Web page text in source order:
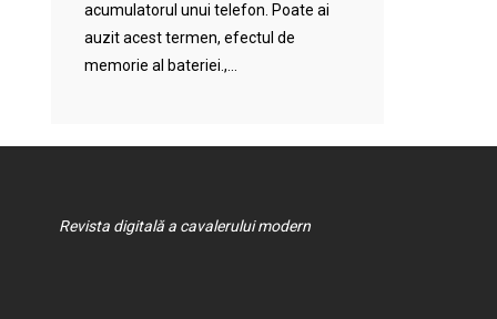
acumulatorul unui telefon. Poate ai
auzit acest termen, efectul de
memorie al bateriei.,...
Revista digitală a cavalerului modern